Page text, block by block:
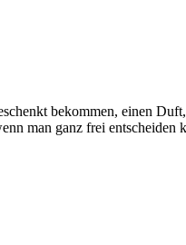
bekommen, einen
man ganz frei entscheiden